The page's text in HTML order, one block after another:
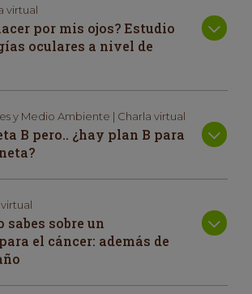
virtual
por mis ojos? Estudio
oculares a nivel de
y Medio Ambiente | Charla virtual
B pero.. ¿hay plan B para
sabes sobre un
el cáncer: además de